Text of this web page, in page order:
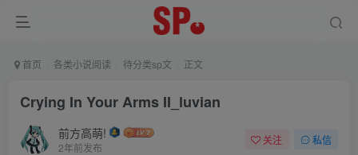
首页 各类小说阅读 待分类sp文 正文
Crying In Your Arms II_luvian
前方高萌!
2年前发布
关注 私信